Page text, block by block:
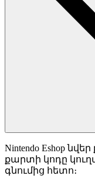
Nintendo Eshop
քարտի կոդը
գնումից հետո։